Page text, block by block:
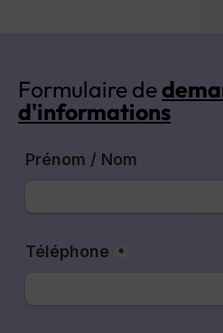
Formulaire de
d'informations